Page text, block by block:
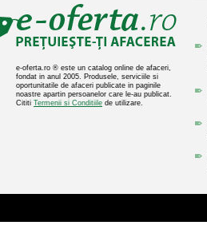
e-oferta.ro ® este un catalog online de afaceri,
fondat in anul 2005. Produsele, serviciile si
oportunitatile de afaceri publicate in paginile
noastre apartin persoanelor care le-au publicat.
Cititi Termenii si Conditiile de utilizare.